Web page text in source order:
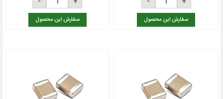
سفارش این محصول سفارش این محصول